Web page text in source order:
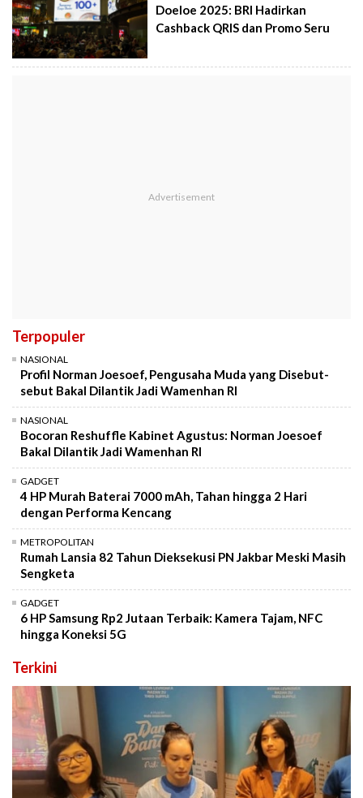
Doeloe 2025: BRI Hadirkan
Cashback QRIS dan Promo Seru
Terpopuler
NASIONAL
Profil Norman Joesoef, Pengusaha Muda yang Disebut-
sebut Bakal Dilantik Jadi Wamenhan RI
NASIONAL
Bocoran Reshuffle Kabinet Agustus: Norman Joesoef
Bakal Dilantik Jadi Wamenhan RI
GADGET
4 HP Murah Baterai 7000 mAh, Tahan hingga 2 Hari
dengan Performa Kencang
METROPOLITAN
Rumah Lansia 82 Tahun Dieksekusi PN Jakbar Meski Masih
Sengketa
GADGET
6 HP Samsung Rp2 Jutaan Terbaik: Kamera Tajam, NFC
hingga Koneksi 5G
Terkini